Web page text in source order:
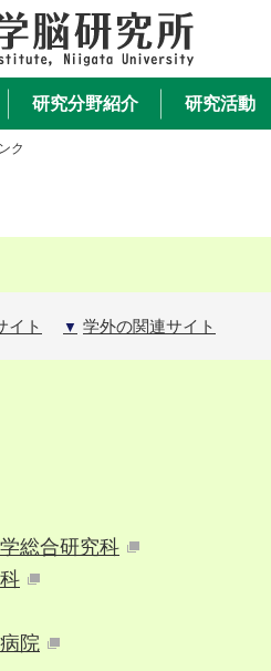
研究分野紹介 研究活動
ク
イト ▼ 学外の関連サイト
総合研究科
院